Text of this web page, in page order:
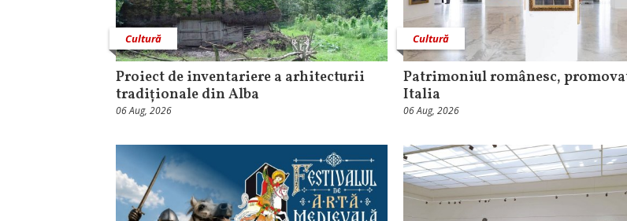
Cultură
Proiect de inventariere a arhitecturii
tradiționale din Alba
06 Aug, 2026
Cultură
Patrimoniul românesc,
Italia
06 Aug, 2026